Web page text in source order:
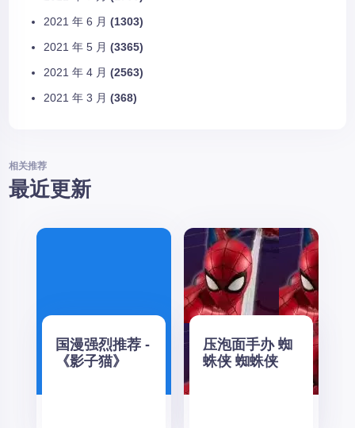
2021 年 6 月 (1303)
2021 年 5 月 (3365)
2021 年 4 月 (2563)
2021 年 3 月 (368)
相关推荐
最近更新
国漫强烈推荐 -
《影子猫》
压泡面手办 蜘
蛛侠 蜘蛛侠